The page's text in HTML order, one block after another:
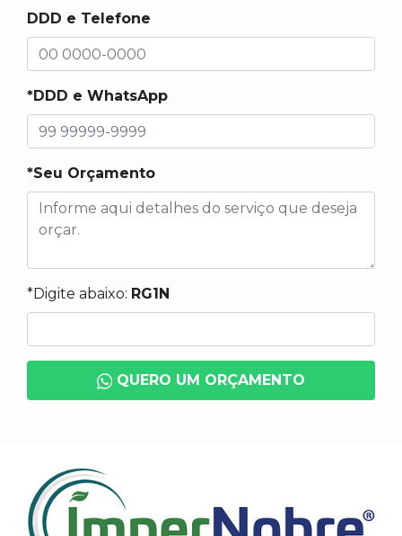
DDD e Telefone
*DDD e WhatsApp
*Seu Orçamento
*Digite abaixo: RG1N
QUERO UM ORÇAMENTO